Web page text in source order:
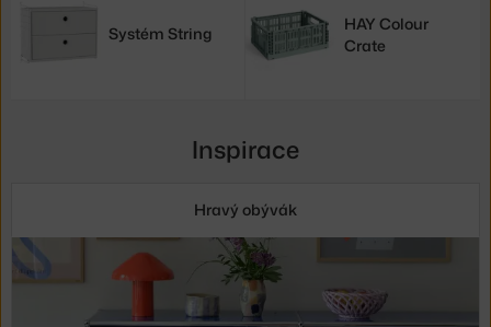
Systém String
HAY Colour
Crate
Inspirace
Hravý obývák